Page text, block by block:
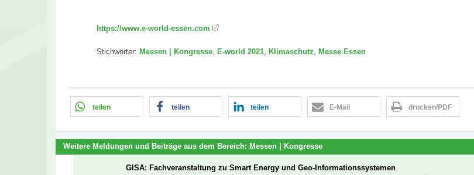
https://www.e-world-essen.com
Stichwörter: Messen | Kongresse, E-world 2021, Klimaschutz, Messe Essen
teilen teilen teilen E-Mail drucken/PDF
Weitere Meldungen und Beiträge aus dem Bereich: Messen | Kongresse
GISA: Fachveranstaltung zu Smart Energy und Geo-Informationssystemen